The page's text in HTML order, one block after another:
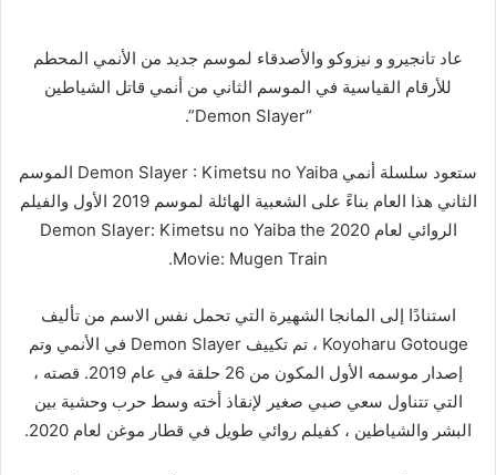
عاد تانجيرو و نيزوكو والأصدقاء لموسم جديد من الأنمي المحطم
للأرقام القياسية في الموسم الثاني من أنمي قاتل الشياطين
“Demon Slayer”.
ستعود سلسلة أنمي Demon Slayer : Kimetsu no Yaiba الموسم
الثاني هذا العام بناءً على الشعبية الهائلة لموسم 2019 الأول والفيلم
الروائي لعام 2020 Demon Slayer: Kimetsu no Yaiba the
Movie: Mugen Train.
استنادًا إلى المانجا الشهيرة التي تحمل نفس الاسم من تأليف
Koyoharu Gotouge ، تم تكييف Demon Slayer في الأنمي وتم
إصدار موسمه الأول المكون من 26 حلقة في عام 2019. قصته ،
التي تتناول سعي صبي صغير لإنقاذ أخته وسط حرب وحشية بين
البشر والشياطين ، كفيلم روائي طويل في قطار موغن لعام 2020.